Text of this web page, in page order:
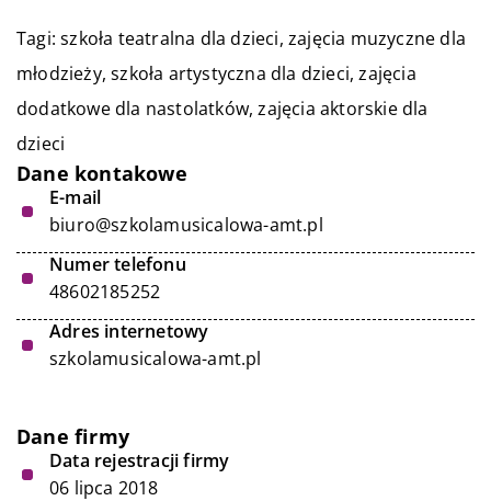
Tagi: szkoła teatralna dla dzieci, zajęcia muzyczne dla
młodzieży, szkoła artystyczna dla dzieci,zajęcia
dodatkowe dla nastolatków, zajęcia aktorskie dla
dzieci
Dane kontakowe
E-mail
biuro@szkolamusicalowa-amt.pl
Numer telefonu
48602185252
Adres internetowy
szkolamusicalowa-amt.pl
Dane firmy
Data rejestracji firmy
06 lipca 2018